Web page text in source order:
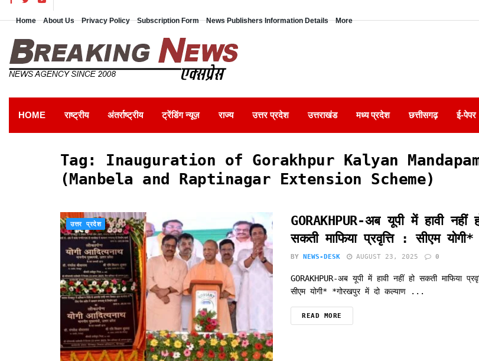
Home About Us Privacy Policy Subscription Form News Publishers Information Details More
HOME राष्ट्रीय अंतर्राष्ट्रीय ट्रेंडिंग न्यूज़ राज्य उत्तर प्रदेश उत्तराखंड मध्य प्रदेश छत्तीसगढ़ ई-पेपर
Tag: Inauguration of Gorakhpur Kalyan
(Manbela and Raptinagar Extension Scheme)
उत्तर प्रदेश
GORAKHPUR-अब यूपी में हावी नहीं
सकती माफिया प्रवृत्ति : सीएम योगी*
BY NEWS-DESK AUGUST 23, 2025 0
GORAKHPUR-अब यूपी में हावी नहीं हो सकती माफिया
सीएम योगी* *गोरखपुर में दो कल्याण ...
READ MORE